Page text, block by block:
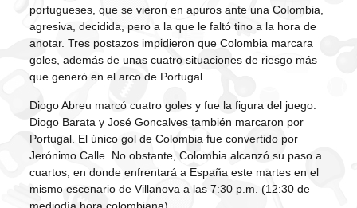
portugueses, que se vieron en apuros ante una Colombia,
agresiva, decidida, pero a la que le faltó tino a la hora de
anotar. Tres postazos impidieron que Colombia marcara
goles, además de unas cuatro situaciones de riesgo más
que generó en el arco de Portugal.
Diogo Abreu marcó cuatro goles y fue la figura del juego.
Diogo Barata y José Goncalves también marcaron por
Portugal. El único gol de Colombia fue convertido por
Jerónimo Calle. No obstante, Colombia alcanzó su paso a
cuartos, en donde enfrentará a España este martes en el
mismo escenario de Villanova a las 7:30 p.m. (12:30 de